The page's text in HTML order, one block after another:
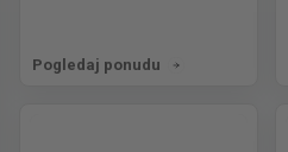
Pogledaj ponudu